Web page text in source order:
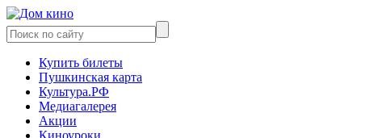
Купить билеты
Пушкинская карта
Культура.РФ
Медиагалерея
Акции
Киноуроки